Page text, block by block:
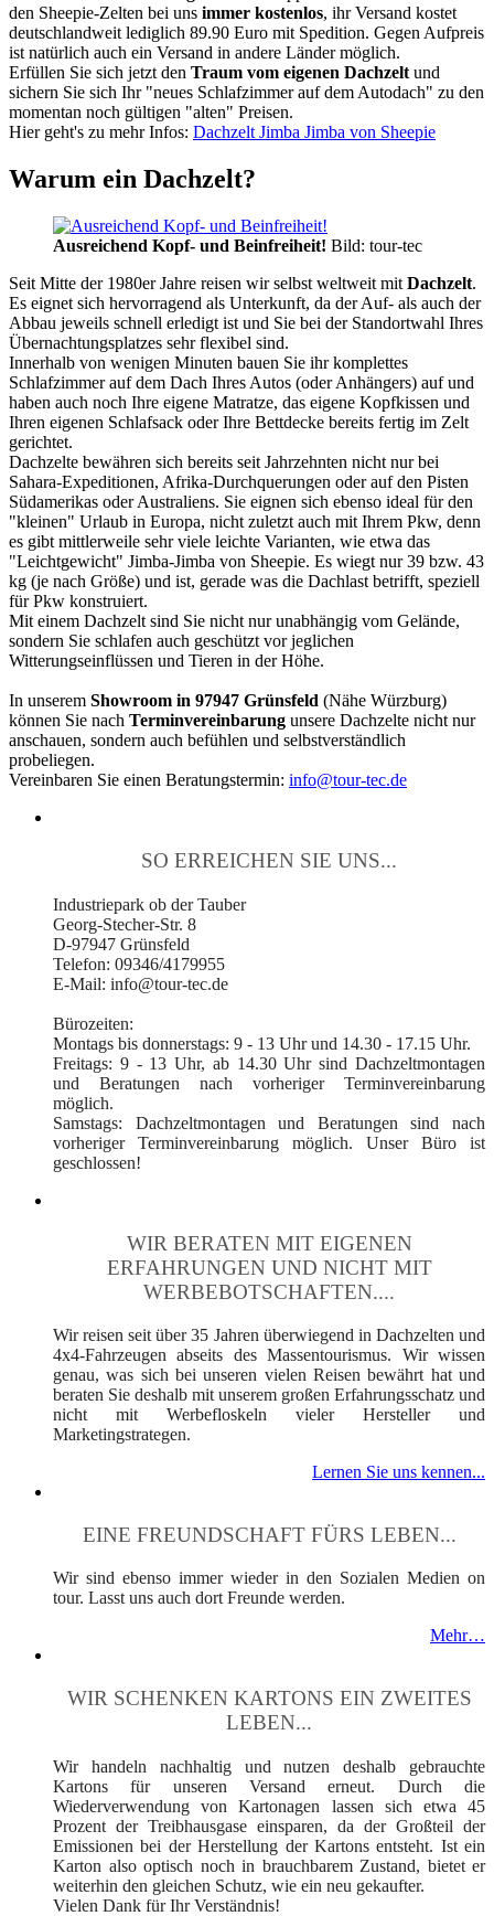
den Sheepie-Zelten bei uns immer kostenlos, ihr Versand kostet
deutschlandweit lediglich 89.90 Euro mit Spedition. Gegen Aufpreis
ist natürlich auch ein Versand in andere Länder möglich.
Erfüllen Sie sich jetzt den Traum vom eigenen Dachzelt und
sichern Sie sich Ihr "neues Schlafzimmer auf dem Autodach" zu den
momentan noch gültigen "alten" Preisen.
Hier geht's zu mehr Infos: Dachzelt Jimba Jimba von Sheepie
Warum ein Dachzelt?
Ausreichend Kopf- und Beinfreiheit! Bild: tour-tec
Seit Mitte der 1980er Jahre reisen wir selbst weltweit mit Dachzelt.
Es eignet sich hervorragend als Unterkunft, da der Auf- als auch der
Abbau jeweils schnell erledigt ist und Sie bei der Standortwahl Ihres
Übernachtungsplatzes sehr flexibel sind.
Innerhalb von wenigen Minuten bauen Sie ihr komplettes
Schlafzimmer auf dem Dach Ihres Autos (oder Anhängers) auf und
haben auch noch Ihre eigene Matratze, das eigene Kopfkissen und
Ihren eigenen Schlafsack oder Ihre Bettdecke bereits fertig im Zelt
gerichtet.
Dachzelte bewähren sich bereits seit Jahrzehnten nicht nur bei
Sahara-Expeditionen, Afrika-Durchquerungen oder auf den Pisten
Südamerikas oder Australiens. Sie eignen sich ebenso ideal für den
"kleinen" Urlaub in Europa, nicht zuletzt auch mit Ihrem Pkw, denn
es gibt mittlerweile sehr viele leichte Varianten, wie etwa das
"Leichtgewicht" Jimba-Jimba von Sheepie. Es wiegt nur 39 bzw. 43
kg (je nach Größe) und ist, gerade was die Dachlast betrifft, speziell
für Pkw konstruiert.
Mit einem Dachzelt sind Sie nicht nur unabhängig vom Gelände,
sondern Sie schlafen auch geschützt vor jeglichen
Witterungseinflüssen und Tieren in der Höhe.
In unserem Showroom in 97947 Grünsfeld (Nähe Würzburg)
können Sie nach Terminvereinbarung unsere Dachzelte nicht nur
anschauen, sondern auch befühlen und selbstverständlich
probeliegen.
Vereinbaren Sie einen Beratungstermin: info@tour-tec.de
SO ERREICHEN SIE UNS...
Industriepark ob der Tauber
Georg-Stecher-Str. 8
D-97947 Grünsfeld
Telefon: 09346/4179955
E-Mail: info@tour-tec.de
Bürozeiten:
Montags bis donnerstags: 9 - 13 Uhr und 14.30 - 17.15 Uhr.
Freitags: 9 - 13 Uhr, ab 14.30 Uhr sind Dachzeltmontagen
und Beratungen nach vorheriger Terminvereinbarung
möglich.
Samstags: Dachzeltmontagen und Beratungen sind nach
vorheriger Terminvereinbarung möglich. Unser Büro ist
geschlossen!
WIR BERATEN MIT EIGENEN
ERFAHRUNGEN UND NICHT MIT
WERBEBOTSCHAFTEN....
Wir reisen seit über 35 Jahren überwiegend in Dachzelten und
4x4-Fahrzeugen abseits des Massentourismus. Wir wissen
genau, was sich bei unseren vielen Reisen bewährt hat und
beraten Sie deshalb mit unserem großen Erfahrungsschatz und
nicht mit Werbefloskeln vieler Hersteller und
Marketingstrategen.
Lernen Sie uns kennen...
EINE FREUNDSCHAFT FÜRS LEBEN...
Wir sind ebenso immer wieder in den Sozialen Medien on
tour. Lasst uns auch dort Freunde werden.
Mehr…
WIR SCHENKEN KARTONS EIN ZWEITES
LEBEN...
Wir handeln nachhaltig und nutzen deshalb gebrauchte
Kartons für unseren Versand erneut. Durch die
Wiederverwendung von Kartonagen lassen sich etwa 45
Prozent der Treibhausgase einsparen, da der Großteil der
Emissionen bei der Herstellung der Kartons entsteht. Ist ein
Karton also optisch noch in brauchbarem Zustand, bietet er
weiterhin den gleichen Schutz, wie ein neu gekaufter.
Vielen Dank für Ihr Verständnis!